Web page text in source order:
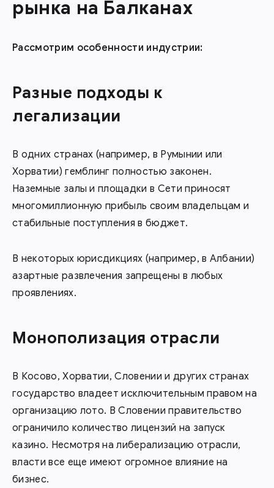
рынка на Балканах
Рассмотрим особенности индустрии:
Разные подходы к
легализации
В одних странах (например, в Румынии или
Хорватии) гемблинг полностью законен.
Наземные залы и площадки в Сети приносят
многомиллионную прибыль своим владельцам и
стабильные поступления в бюджет.
В некоторых юрисдикциях (например, в Албании)
азартные развлечения запрещены в любых
проявлениях.
Монополизация отрасли
В Косово, Хорватии, Словении и других странах
государство владеет исключительным правом на
организацию лото. В Словении правительство
ограничило количество лицензий на запуск
казино. Несмотря на либерализацию отрасли,
власти все еще имеют огромное влияние на
бизнес.